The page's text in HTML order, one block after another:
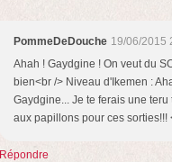
PommeDeDouche 19/06/2015
Ahah ! Gaydgine ! On veut du
bien<br /> Niveau d'Ikemen :
Gaydgine... Je te ferais une teru
aux papillons pour ces sorties!!!
Répondre